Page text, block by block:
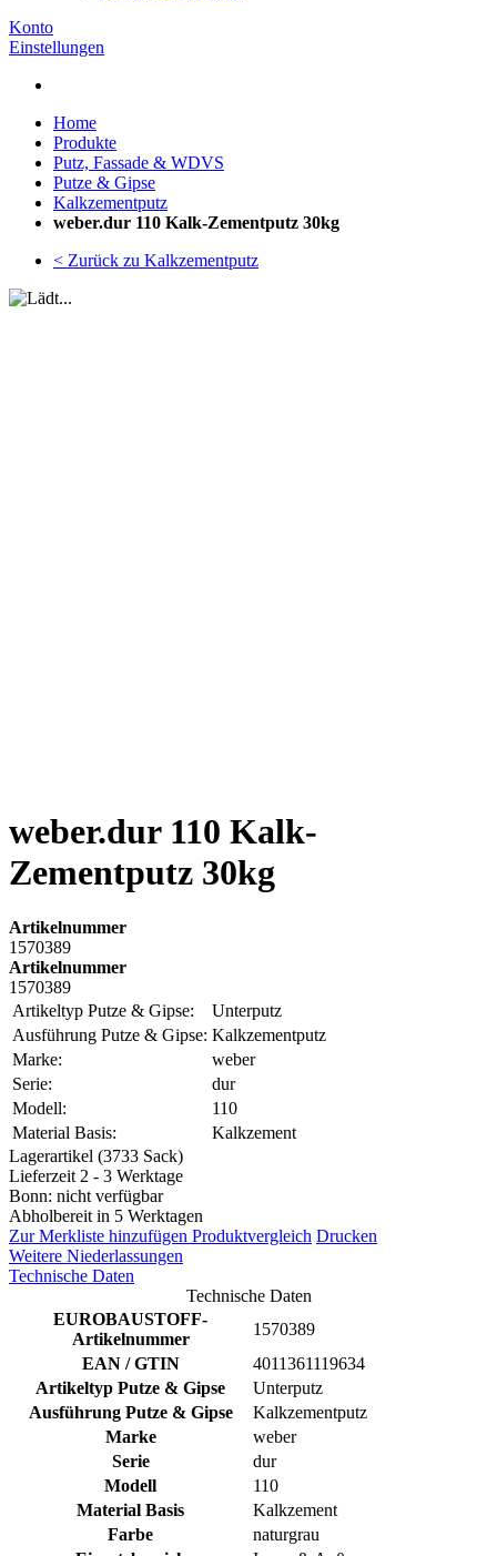
Konto
Einstellungen
Home
Produkte
Putz, Fassade & WDVS
Putze & Gipse
Kalkzementputz
weber.dur 110 Kalk-Zementputz 30kg
< Zurück zu Kalkzementputz
weber.dur 110 Kalk-
Zementputz 30kg
Artikelnummer
1570389
Artikelnummer
1570389
Artikeltyp Putze & Gipse:
Unterputz
Ausführung Putze & Gipse: Kalkzementputz
Marke:
weber
Serie:
dur
Modell:
110
Material Basis:
Kalkzement
Lagerartikel (3733 Sack)
Lieferzeit 2 - 3 Werktage
Bonn: nicht verfügbar
Abholbereit in 5 Werktagen
Zur Merkliste hinzufügen Produktvergleich Drucken
Weitere Niederlassungen
Technische Daten
Technische Daten
EUROBAUSTOFF-
Artikelnummer
1570389
EAN / GTIN
4011361119634
Artikeltyp Putze & Gipse
Unterputz
Ausführung Putze & Gipse
Kalkzementputz
Marke
weber
Serie
dur
Modell
110
Material Basis
Kalkzement
Farbe
naturgrau